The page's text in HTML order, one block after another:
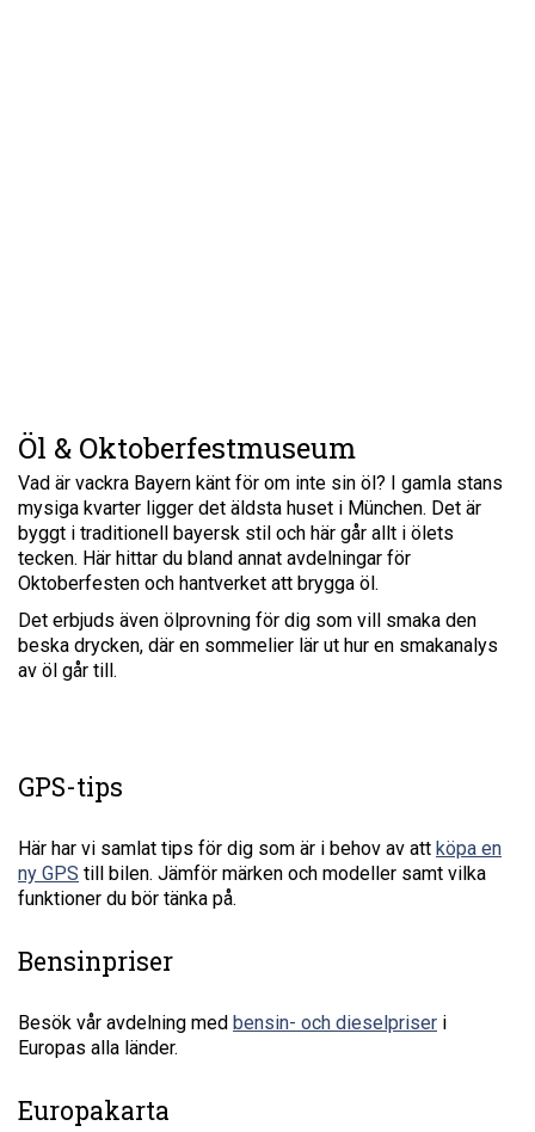
Öl & Oktoberfestmuseum
Vad är vackra Bayern känt för om inte sin öl? I gamla stans
mysiga kvarter ligger det äldsta huset i München. Det är
byggt i traditionell bayersk stil och här går allt i ölets
tecken. Här hittar du bland annat avdelningar för
Oktoberfesten och hantverket att brygga öl.
Det erbjuds även ölprovning för dig som vill smaka den
beska drycken, där en sommelier lär ut hur en smakanalys
av öl går till.
GPS-tips
Här har vi samlat tips för dig som är i behov av att köpa en
ny GPS till bilen. Jämför märken och modeller samt vilka
funktioner du bör tänka på.
Bensinpriser
Besök vår avdelning med bensin- och dieselpriser i
Europas alla länder.
Europakarta